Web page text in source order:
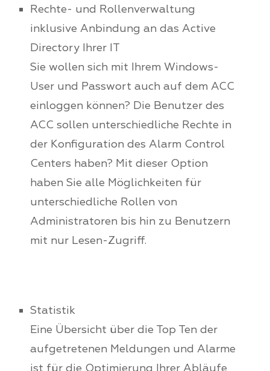
Rechte- und Rollenverwaltung
inklusive Anbindung an das Active
Directory Ihrer IT
Sie wollen sich mit Ihrem Windows-
User und Passwort auch auf dem ACC
einloggen können? Die Benutzer des
ACC sollen unterschiedliche Rechte in
der Konfiguration des Alarm Control
Centers haben? Mit dieser Option
haben Sie alle Möglichkeiten für
unterschiedliche Rollen von
Administratoren bis hin zu Benutzern
mit nur Lesen-Zugriff.
Statistik
Eine Übersicht über die Top Ten der
aufgetretenen Meldungen und Alarme